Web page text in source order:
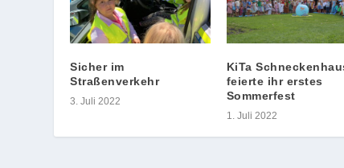
Sicher im
Straßenverkehr
3. Juli 2022
KiTa
feierte ihr erstes
Sommerfest
1. Juli 2022